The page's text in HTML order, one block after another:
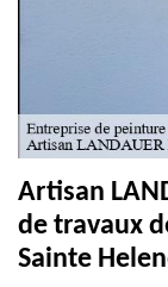
Artisan
de travaux
Sainte